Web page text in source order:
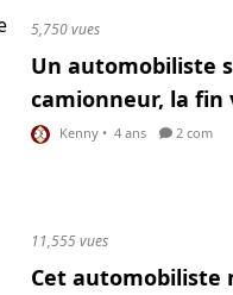
5,750 vues
Un automobiliste
camionneur, la fin
Kenny • 4 ans 2 com
11,555 vues
Cet automobiliste